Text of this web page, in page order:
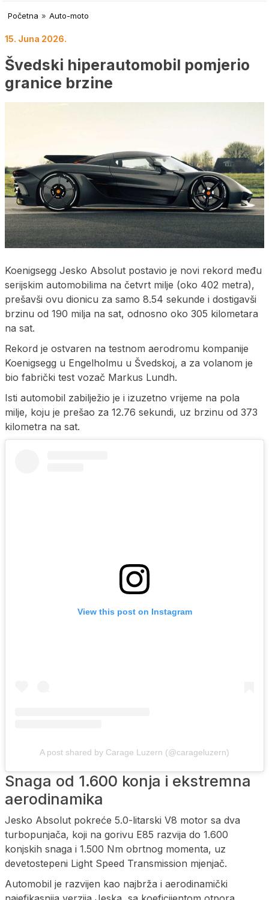
Početna » Auto-moto
15. Juna 2026.
Švedski hiperautomobil pomjerio
granice brzine
​Koenigsegg Jesko Absolut postavio je novi rekord među
serijskim automobilima na četvrt milje (oko 402 metra),
prešavši ovu dionicu za samo 8.54 sekunde i dostigavši
brzinu od 190 milja na sat, odnosno oko 305 kilometara
na sat.
Rekord je ostvaren na testnom aerodromu kompanije
Koenigsegg u Engelholmu u Švedskoj, a za volanom je
bio fabrički test vozač Markus Lundh.
Isti automobil zabilježio je i izuzetno vrijeme na pola
milje, koju je prešao za 12.76 sekundi, uz brzinu od 373
kilometra na sat.
View this post on Instagram
A post shared by Carage Luzern (@carageluzern)
Snaga od 1.600 konja i ekstremna
aerodinamika
Jesko Absolut pokreće 5.0-litarski V8 motor sa dva
turbopunjača, koji na gorivu E85 razvija do 1.600
konjskih snaga i 1.500 Nm obrtnog momenta, uz
devetostepeni Light Speed Transmission mjenjač.
Automobil je razvijen kao najbrža i aerodinamički